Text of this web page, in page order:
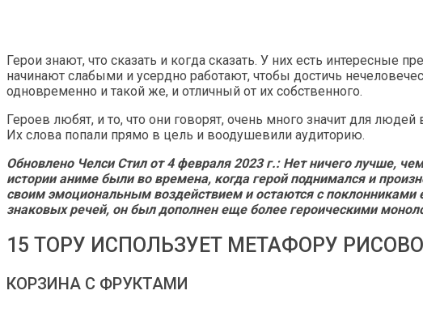
Герои знают, что сказать и когда сказать. У них есть
начинают слабыми и усердно работают, чтобы достичь
одновременно и такой же, и отличный от их собственного.
Героев любят, и то, что они говорят, очень много значит для
Их слова попали прямо в цель и воодушевили аудиторию.
Обновлено Челси Стил от 4 февраля 2023 г.: Нет ничего лучше,
истории аниме были во времена, когда герой поднимался и
своим эмоциональным воздействием и остаются с поклонниками
знаковых речей, он был дополнен еще более героическими
15 ТОРУ ИСПОЛЬЗУЕТ МЕТАФОРУ
КОРЗИНА С ФРУКТАМИ